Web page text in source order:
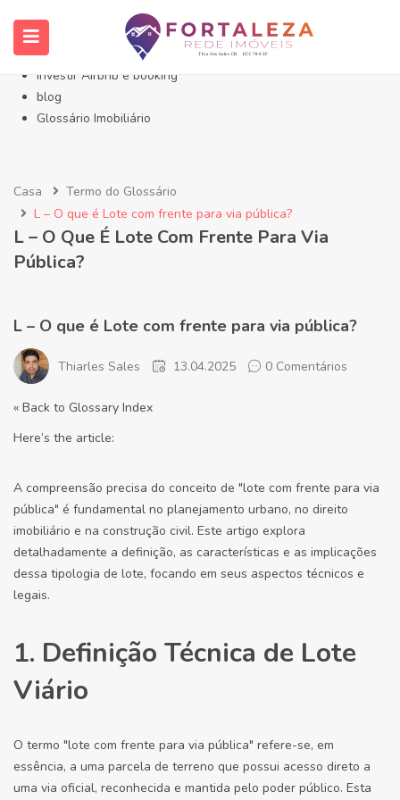
Início- Imóveis Fortaleza Eusébio
Imóveis em Fortaleza
Imóveis no Eusébio
Investir Airbnb e booking
blog
Glossário Imobiliário
Casa
Termo do Glossário
L – O que é Lote com frente para via pública?
L – O Que É Lote Com Frente Para Via
Pública?
L – O que é Lote com frente para via pública?
Thiarles Sales 13.04.2025 0 Comentários
« Back to Glossary Index
Here’s the article:
A compreensão precisa do conceito de "lote com frente para via
pública" é fundamental no planejamento urbano, no direito
imobiliário e na construção civil. Este artigo explora
detalhadamente a definição, as características e as implicações
dessa tipologia de lote, focando em seus aspectos técnicos e
legais.
1. Definição Técnica de Lote
Viário
O termo "lote com frente para via pública" refere-se, em
essência, a uma parcela de terreno que possui acesso direto a
uma via oficial, reconhecida e mantida pelo poder público. Esta